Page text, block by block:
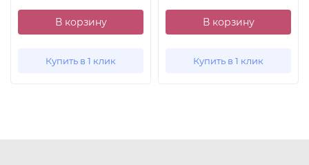
В корзину
Купить в 1 клик
В корзину
Купить в 1 клик